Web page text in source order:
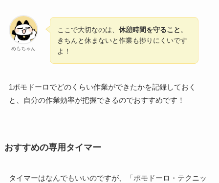
めもちゃん
ここで大切なのは、休憩時間を守ること 。
きちんと休まないと作業も捗りにくいです
よ！
1ポモドーロでどのくらい作業ができたかを記録しておく
と、自分の作業効率が把握できるのでおすすめです！
おすすめの専用タイマー
タイマーはなんでもいいのですが、「ポモドーロ・テクニッ